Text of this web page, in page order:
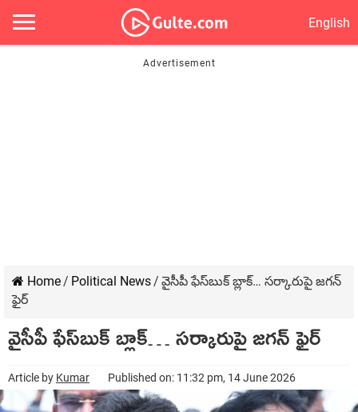
English
Home/ Political News/ వైసీపీ ఫేస్‌బుక్ బ్లాక్‌… స‌ర్కారుపై జ‌గ‌న్
ఫైర్
వైసీపీ ఫేస్‌బుక్ బ్లాక్‌… స‌ర్కారుపై జ‌గ‌న్ ఫైర్
Article by Kumar Published on: 11:32 pm, 14 June 2026